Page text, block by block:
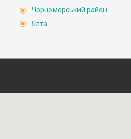
Чорноморський район
Ялта